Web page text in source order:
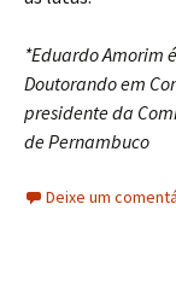
*Eduardo Amorim
Doutorando em
presidente da
de Pernambuco
Deixe um